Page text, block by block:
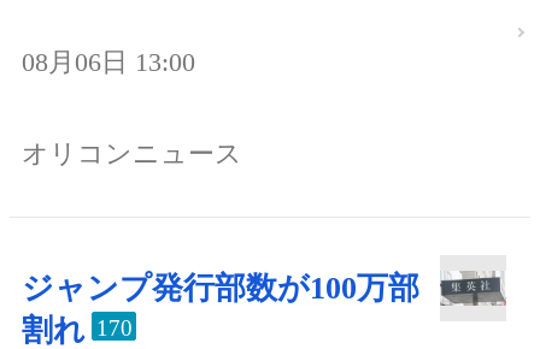
08月06日 13:00
オリコンニュース
ジャンプ発行部数が100万部
割れ 170